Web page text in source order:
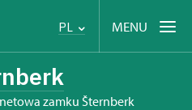
PL MENU
zamku Šternberk